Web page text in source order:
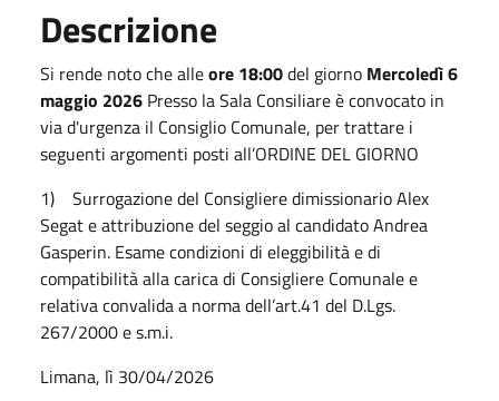
Descrizione
Si rende noto che alleore 18:00del giorno Mercoledì 6
maggio 2026 Presso la Sala Consiliare è convocato in
via d'urgenza il Consiglio Comunale, per trattare i
seguenti argomenti posti all’ORDINE DEL GIORNO
1) Surrogazione del Consigliere dimissionario Alex
Segat e attribuzione del seggio al candidato Andrea
Gasperin. Esame condizioni di eleggibilità e di
compatibilità alla carica di Consigliere Comunale e
relativa convalida a norma dell’art.41 del D.Lgs.
267/2000 e s.m.i.
Limana, lì 30/04/2026